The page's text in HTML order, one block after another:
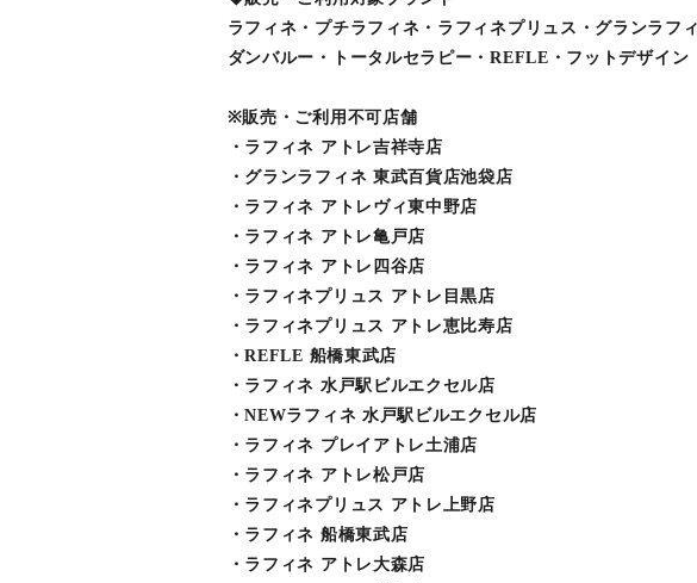
ラフィネ・プチラフィネ・ラフィネプリュス・グランラフ
ダンバルー・トータルセラピー・REFLE・フットデザイン
※販売・ご利用不可店舗
・ラフィネ アトレ吉祥寺店
・グランラフィネ 東武百貨店池袋店
・ラフィネ アトレヴィ東中野店
・ラフィネ アトレ亀戸店
・ラフィネ アトレ四谷店
・ラフィネプリュス アトレ目黒店
・ラフィネプリュス アトレ恵比寿店
・REFLE 船橋東武店
・ラフィネ 水戸駅ビルエクセル店
・NEWラフィネ 水戸駅ビルエクセル店
・ラフィネ プレイアトレ土浦店
・ラフィネ アトレ松戸店
・ラフィネプリュス アトレ上野店
・ラフィネ 船橋東武店
・ラフィネ アトレ大森店